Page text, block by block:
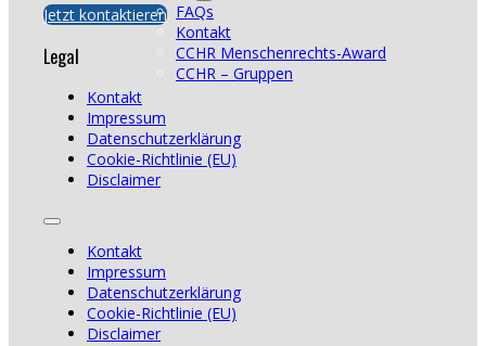
FAQs
Kontakt
CCHR Menschenrechts-Award
CCHR – Gruppen
Jetzt kontaktieren
Legal
Kontakt
Impressum
Datenschutzerklärung
Cookie-Richtlinie (EU)
Disclaimer
Kontakt
Impressum
Datenschutzerklärung
Cookie-Richtlinie (EU)
Disclaimer